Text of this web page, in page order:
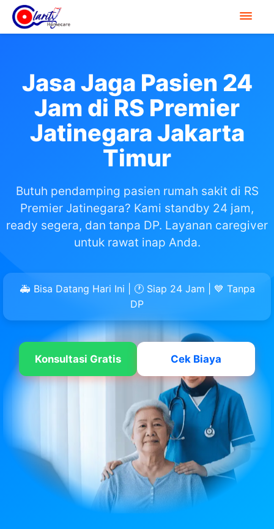
Jasa Jaga Pasien 24
Jam di RS Premier
Jatinegara Jakarta
Timur
Butuh pendamping pasien rumah sakit di RS
Premier Jatinegara? Kami standby 24 jam,
ready segera, dan tanpa DP. Layanan caregiver
untuk rawat inap Anda.
🚑 Bisa Datang Hari Ini | 🕐 Siap 24 Jam | 💙 Tanpa
DP
Konsultasi Gratis Cek Biaya